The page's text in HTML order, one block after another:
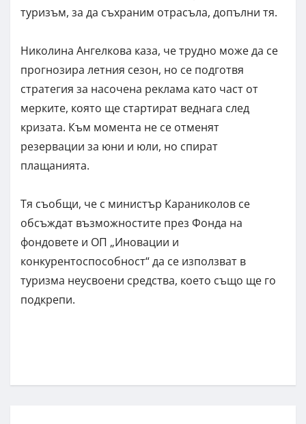
туризъм, за да съхраним отрасъла, допълни тя.
Николина Ангелкова каза, че трудно може да се
прогнозира летния сезон, но се подготвя
стратегия за насочена реклама като част от
мерките, която ще стартират веднага след
кризата. Към момента не се отменят
резервации за юни и юли, но спират
плащанията.
Тя съобщи, че с министър Караниколов се
обсъждат възможностите през Фонда на
фондовете и ОП „Иновации и
конкурентоспособност“ да се използват в
туризма неусвоени средства, което също ще го
подкрепи.